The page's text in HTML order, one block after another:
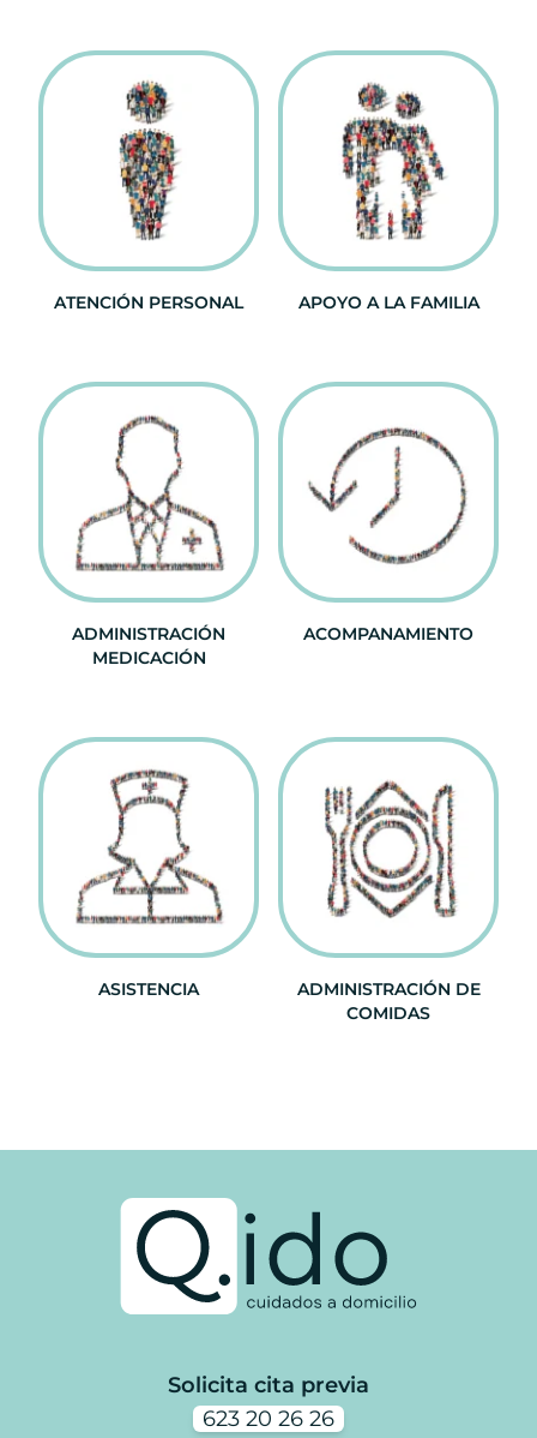
ATENCIÓN PERSONAL APOYO A LA FAMILIA
ADMINISTRACIÓN
MEDICACIÓN
ACOMPANAMIENTO
ASISTENCIA
ADMINISTRACIÓN DE
COMIDAS
Solicita cita previa
623 20 26 26